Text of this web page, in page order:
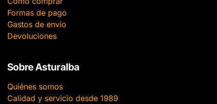
Formas de pago
Gastos de envío
Devoluciones
Sobre Asturalba
Quiénes somos
Calidad y servicio desde 1989